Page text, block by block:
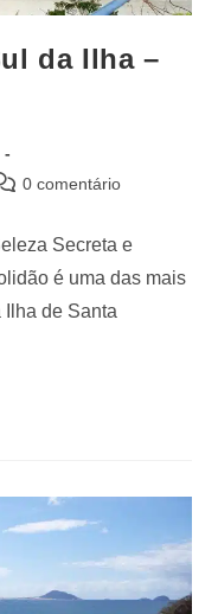
da Ilha –
0 comentário
Secreta e
é uma das mais
de Santa